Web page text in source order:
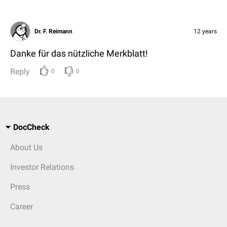
Dr. F. Reimann 12 years
Danke für das nützliche Merkblatt!
Reply 0 0
DocCheck
About Us
Investor Relations
Press
Career